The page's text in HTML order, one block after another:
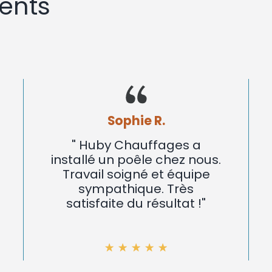
Marc L.
"Nous avons fait installer
un poêle à bois par Huby
Chauffages. Installation
rapide et efficace.
Excellent service !"